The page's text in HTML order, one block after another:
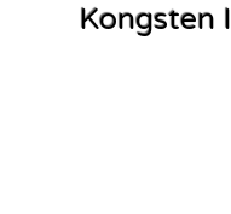
Kongsten